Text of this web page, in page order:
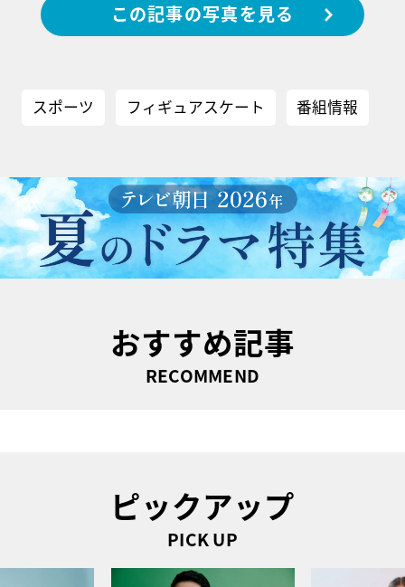
この記事の写真を見る
スポーツ フィギュアスケート 番組情報
おすすめ記事
RECOMMEND
ピックアップ
PICK UP